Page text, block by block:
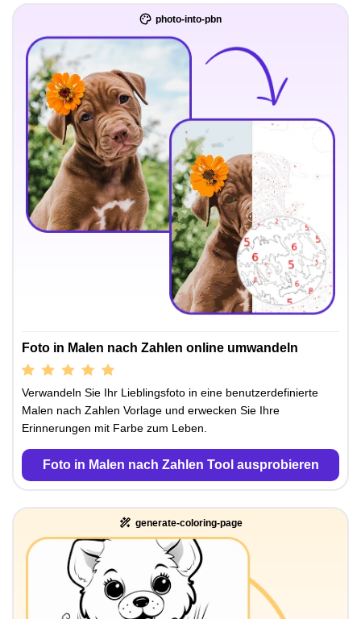
photo-into-pbn
Foto in Malen nach Zahlen online umwandeln
Verwandeln Sie Ihr Lieblingsfoto in eine benutzerdefinierte
Malen nach Zahlen Vorlage und erwecken Sie Ihre
Erinnerungen mit Farbe zum Leben.
Foto in Malen nach Zahlen Tool ausprobieren
generate-coloring-page